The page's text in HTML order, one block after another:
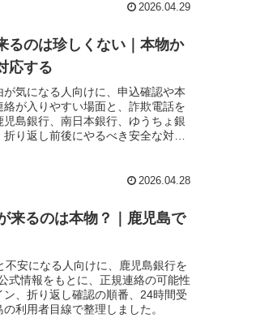
2026.04.29
るのは珍しくない｜本物か
応する
気になる人向けに、申込確認や本
が入りやすい場面と、詐欺電話を
島銀行、南日本銀行、ゆうちょ銀
り返し前後にやるべき安全な対
2026.04.28
来るのは本物？｜鹿児島で
安になる人向けに、鹿児島銀行を
式情報をもとに、正規連絡の可能性
、折り返し確認の順番、24時間受
利用者目線で整理しました。